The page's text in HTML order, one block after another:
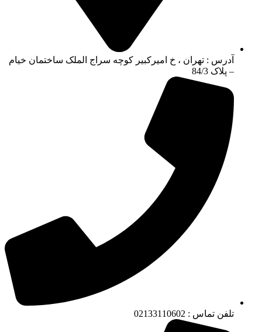
آدرس : تهران ، خ امیرکبیر کوچه سراج الملک ساختمان خیام
– پلاک 84/3
تلفن تماس : 02133110602